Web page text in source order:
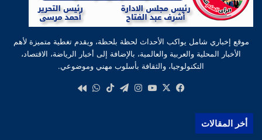
موقع إخباري شامل يواكب الأحداث لحظة بلحظة، ويقدم تغطية متميزة لأهم
الأخبار المحلية والعربية والعالمية، بالإضافة إلى أخبار الرياضة، الاقتصاد،
التكنولوجيا، والثقافة بأسلوب مهني وموضوعي.
فيسبوك
‫X
‫YouTube
انستقرام
تيلقرام‫TikTokواتساب
أخر المقالات